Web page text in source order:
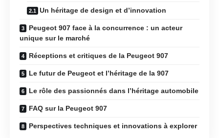
Un héritage de design et d’innovation
Peugeot 907 face à la concurrence : un acteur
unique sur le marché
Réceptions et critiques de la Peugeot 907
Le futur de Peugeot et l’héritage de la 907
Le rôle des passionnés dans l’héritage automobile
FAQ sur la Peugeot 907
Perspectives techniques et innovations à explorer